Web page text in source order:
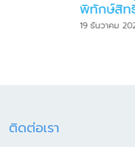
สำนักงานใหญ่ส่วนกลาง